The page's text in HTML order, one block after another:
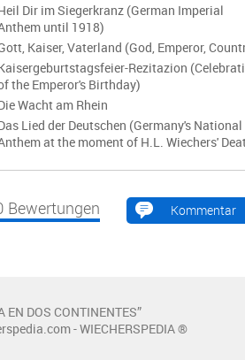
Dir im Siegerkranz (German Imperial
until 1918)
Kaiser, Vaterland (God, Emperor,
Rezitazion
the Emperor's Birthday)
Wacht am Rhein
Lied der Deutschen (Germany's National
at the moment of H.L. Wiechers'
Kommentar
Bewertungen
EN DOS CONTINENTES”
- WIECHERSPEDIA ®